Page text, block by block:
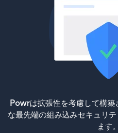
Powrは拡張性を考慮して構
な最先端の組み込みセキュリ
ます。